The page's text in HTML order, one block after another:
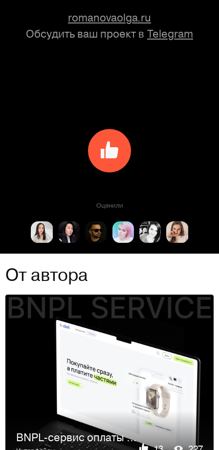
romanovaolga.ru
Обсудить ваш проект в Telegram
Оценили
От автора
BNPL-сервис оплаты покупок